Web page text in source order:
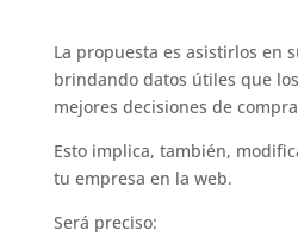
La propuesta es asistirlos en
brindando datos útiles que
mejores decisiones de
Esto implica, también,
tu empresa en la web.
Será preciso: